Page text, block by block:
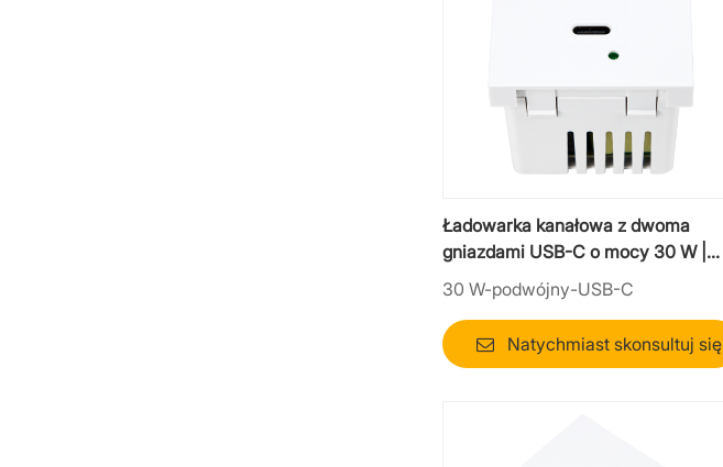
Ładowarka kanałowa z dwoma
gniazdami USB-C o mocy 30 W |
Moduł zasilania przemysłowego PD
30 W-podwójny-USB-C
Natychmiast skonsultuj się